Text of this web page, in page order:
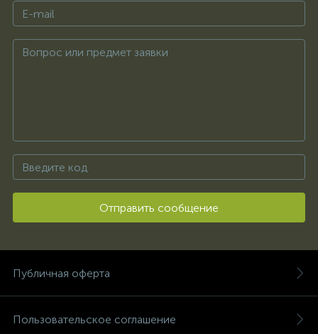
Отправить сообщение
Публичная оферта
Пользовательское соглашение